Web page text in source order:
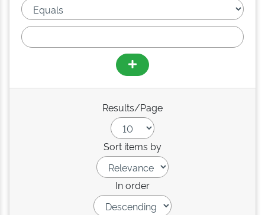
Results/Page
Sort items by
In order